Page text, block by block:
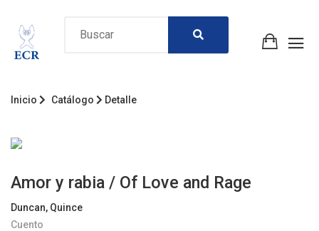
Inicio Catálogo Detalle
Amor y rabia / Of Love and Rage
Duncan, Quince
Cuento